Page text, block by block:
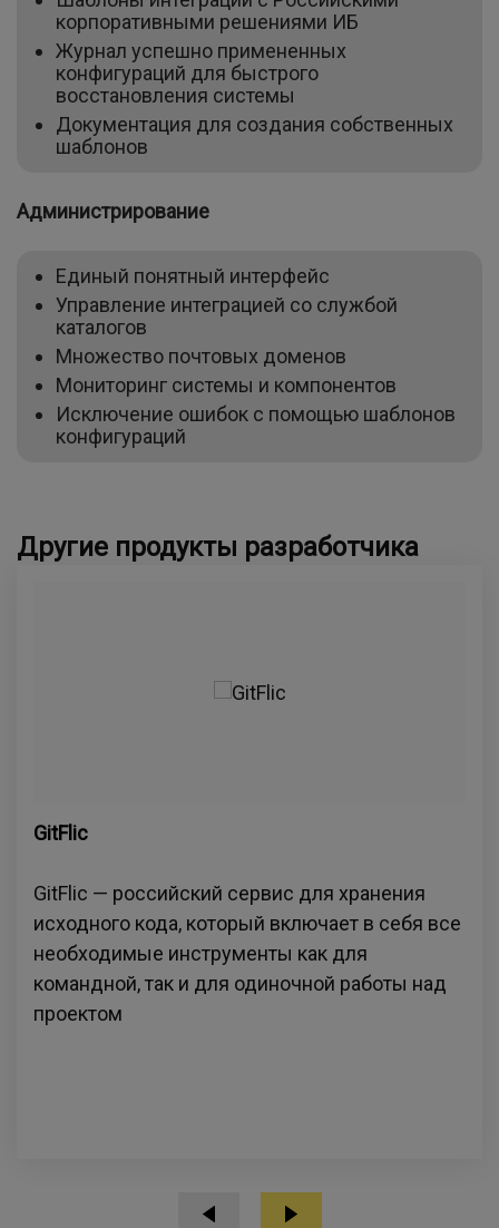
корпоративными решениями ИБ
Журнал успешно примененных
конфигураций для быстрого
восстановления системы
Документация для создания собственных
шаблонов
Администрирование
Единый понятный интерфейс
Управление интеграцией со службой
каталогов
Множество почтовых доменов
Мониторинг системы и компонентов
Исключение ошибок с помощью шаблонов
конфигураций
Другие продукты разработчика
GitFlic
GitFlic — российский сервис для хранения
исходного кода, который включает в себя все
необходимые инструменты как для
командной, так и для одиночной работы над
проектом